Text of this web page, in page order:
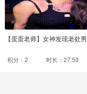
【蛋蛋老师】女神发现老处
积分：2 时长：27:59